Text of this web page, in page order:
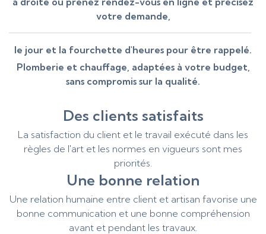
votre demande,
le jour et la fourchette d'heures pour être rappelé.
Plomberie et chauffage, adaptées à votre budget,
sans compromis sur la qualité.
Des clients satisfaits
La satisfaction du client et le travail exécuté dans les
règles de l'art et les normes en vigueurs sont mes
priorités.
Une bonne relation
Une relation humaine entre client et artisan favorise une
bonne communication et une bonne compréhension
avant et pendant les travaux.